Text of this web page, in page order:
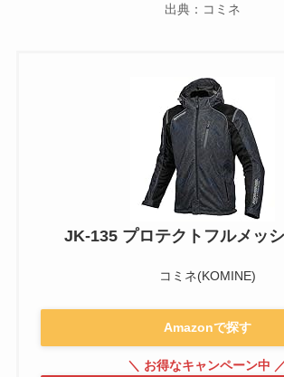
出典：コミネ
JK-135 プロテクトフルメッ
コミネ(KOMINE)
Amazonで探す